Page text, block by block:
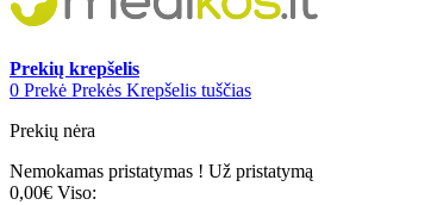
Prekių krepšelis
0 Prekė Prekės Krepšelis tuščias
Prekių nėra
Nemokamas pristatymas ! Už pristatymą
0,00€ Viso: